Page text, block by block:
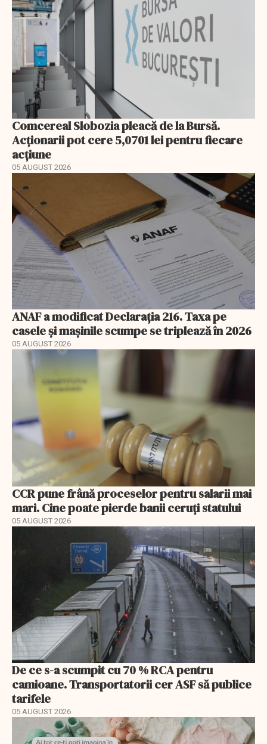
Comcereal Slobozia pleacă de la Bursă.
Acționarii pot cere 5,0701 lei pentru fiecare
acțiune
05 AUGUST 2026
ANAF a modificat Declarația 216. Taxa pe
casele și mașinile scumpe se triplează în 2026
05 AUGUST 2026
CCR pune frână proceselor pentru salarii mai
mari. Cine poate pierde banii ceruți statului
05 AUGUST 2026
De ce s-a scumpit cu 70 % RCA pentru
camioane. Transportatorii cer ASF să publice
tarifele
05 AUGUST 2026